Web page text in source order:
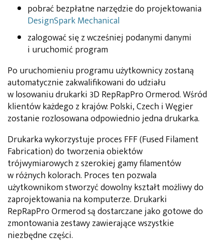
pobrać bezpłatne narzędzie do projektowania
DesignSpark Mechanical
zalogować się z wcześniej podanymi danymi
i uruchomić program
Po uruchomieniu programu użytkownicy zostaną
automatycznie zakwalifikowani do udziału
w losowaniu drukarki 3D RepRapPro Ormerod. Wśród
klientów każdego z krajów: Polski, Czech i Węgier
zostanie rozlosowana odpowiednio jedna drukarka.
Drukarka wykorzystuje proces FFF (Fused Filament
Fabrication) do tworzenia obiektów
trójwymiarowych z szerokiej gamy filamentów
w różnych kolorach. Proces ten pozwala
użytkownikom stworzyć dowolny kształt możliwy do
zaprojektowania na komputerze. Drukarki
RepRapPro Ormerod są dostarczane jako gotowe do
zmontowania zestawy zawierające wszystkie
niezbędne części.